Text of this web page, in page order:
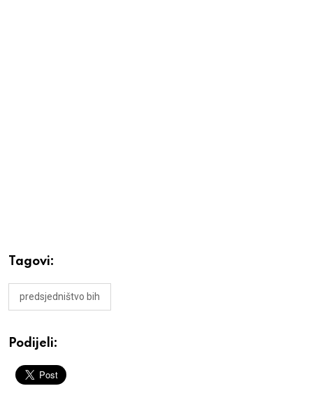
Tagovi:
predsjedništvo bih
Podijeli: